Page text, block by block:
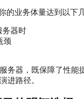
的业务体量达到以下
务器时
颈
务器，既保障了性
进路径。